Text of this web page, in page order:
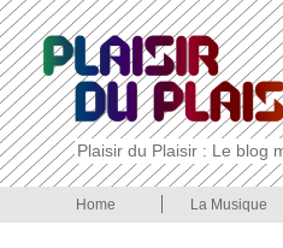
Plaisir du Plaisir : Le blog
Home La Musique